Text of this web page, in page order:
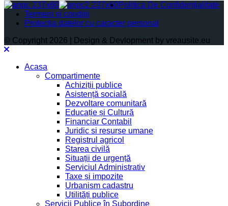
Politica De Confidențialitate
Termeni și condiții
Protectia datelor cu caracter personal
© Copyright 2026 | Design & Devlopment by vreausite.eu
Acasa
Compartimente
Achiziții publice
Asistență socială
Dezvoltare comunitară
Educație și Cultură
Financiar Contabil
Juridic si resurse umane
Registrul agricol
Starea civilă
Situații de urgență
Serviciul Administrativ
Taxe și impozite
Urbanism cadastru
Utilități publice
Servicii Publice în Subordine